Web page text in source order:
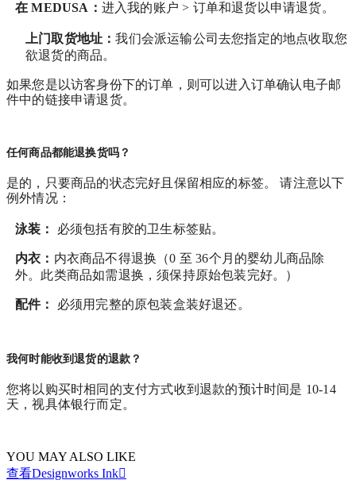
在MEDUSA ： 进入我的账户 > 订单和退货 以申请退货。
上门取货地址：我们会派运输公司去您指定的地点收取您
欲退货的商品。
如果您是以访客身份下的订单，则可以进入订单确认电子邮
件中的链接申请退货。
任何商品都能退换货吗？
是的，只要商品的状态完好且保留相应的标签。 请注意以下
例外情况：
泳装： 必须包括有胶的卫生标签贴。
内衣： 内衣商品不得退换（0 至 36个月的婴幼儿商品除
外。此类商品如需退换，须保持原始包装完好。）
配件： 必须用完整的原包装盒装好退还。
我何时能收到退货的退款？
您将以购买时相同的支付方式收到退款的预计时间是 10-14
天，视具体银行而定。
YOU MAY ALSO LIKE
查看Designworks Ink